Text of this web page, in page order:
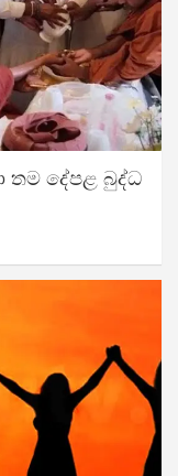
තම දේපළ බුද්ධ